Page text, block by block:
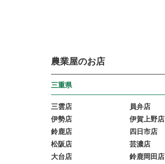
農業屋のお店
三重県
三雲店
伊勢店
鈴鹿店
松阪店
大台店
員弁店
伊賀上野店
四日市店
芸濃店
鈴鹿岡田店